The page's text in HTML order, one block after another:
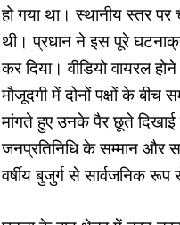
हो गया था। स्थानीय स्तर पर
थी। प्रधान ने इस पूरे
कर दिया। वीडियो वायरल
मौजूदगी में दोनों पक्षों के बीच
मांगते हुए उनके पैर छूते दिखाई
जनप्रतिनिधि के सम्मान और
वर्षीय बुजुर्ग से सार्वजनिक